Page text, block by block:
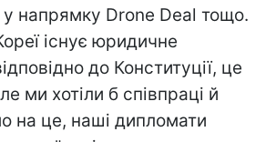
напрямку Drone Deal тощо.
існує юридичне
до Конституції, це
ми хотіли б співпраці й
на це, наші дипломати